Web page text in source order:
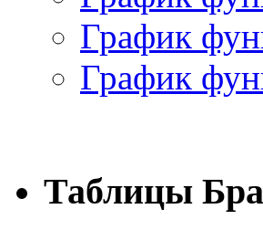
График
График
Таблицы